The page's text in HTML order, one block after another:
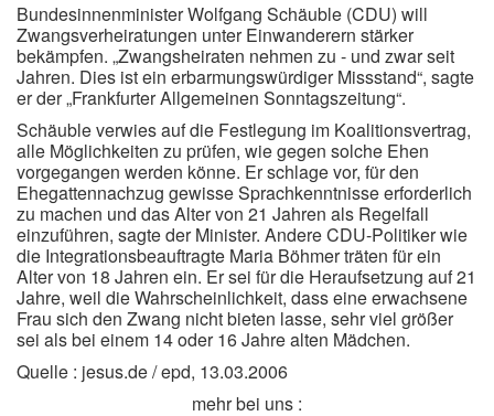
Bundesinnenminister Wolfgang Schäuble (CDU) will
Zwangsverheiratungen unter Einwanderern stärker
bekämpfen. „Zwangsheiraten nehmen zu - und zwar seit
Jahren. Dies ist ein erbarmungswürdiger Missstand“, sagte
er der „Frankfurter Allgemeinen Sonntagszeitung“.
Schäuble verwies auf die Festlegung im Koalitionsvertrag,
alle Möglichkeiten zu prüfen, wie gegen solche Ehen
vorgegangen werden könne. Er schlage vor, für den
Ehegattennachzug gewisse Sprachkenntnisse erforderlich
zu machen und das Alter von 21 Jahren als Regelfall
einzuführen, sagte der Minister. Andere CDU-Politiker wie
die Integrationsbeauftragte Maria Böhmer träten für ein
Alter von 18 Jahren ein. Er sei für die Heraufsetzung auf 21
Jahre, weil die Wahrscheinlichkeit, dass eine erwachsene
Frau sich den Zwang nicht bieten lasse, sehr viel größer
sei als bei einem 14 oder 16 Jahre alten Mädchen.
Quelle : jesus.de / epd, 13.03.2006
mehr bei uns :